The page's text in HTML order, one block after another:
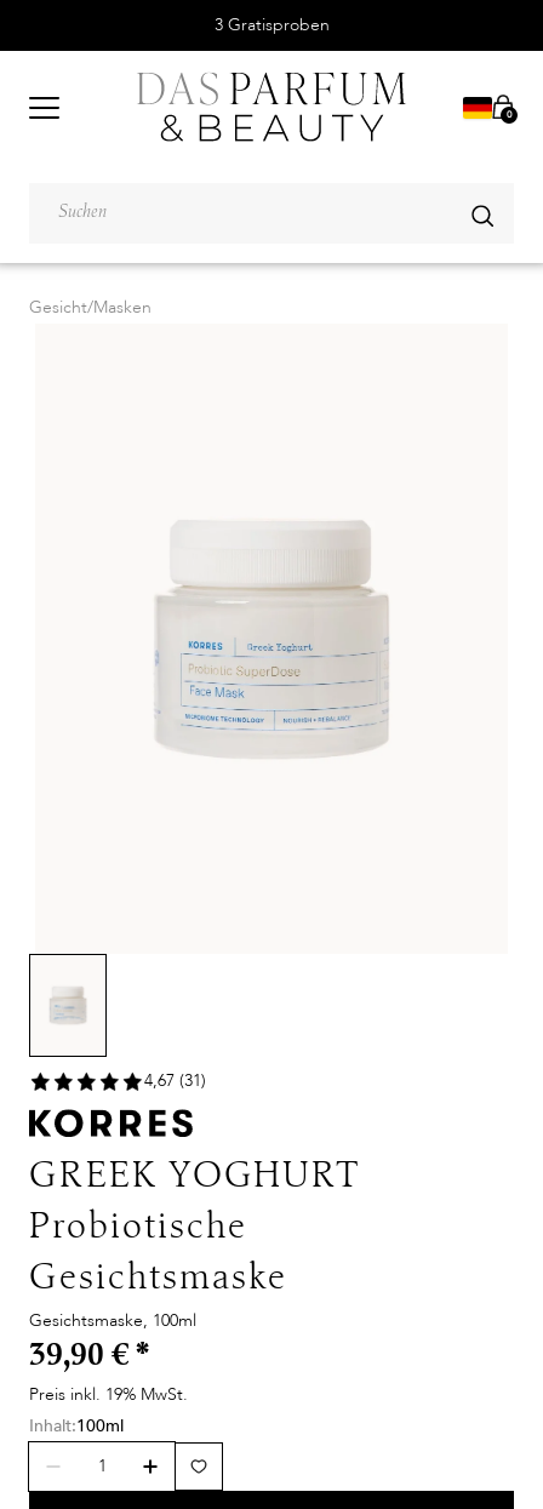
3 Gratisproben
0
Gesicht/Masken
4,67 (31)
GREEK YOGHURT
Probiotische
Gesichtsmaske
Gesichtsmaske, 100ml
39,90 € *
Preis inkl. 19% MwSt.
Inhalt:100ml